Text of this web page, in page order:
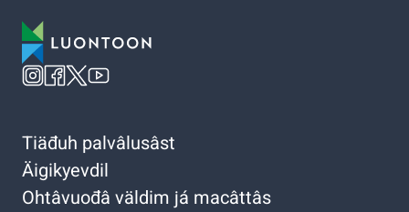
Tiäđuh palvâlusâst
Äigikyevdil
Ohtâvuođâ väldim já macâttâs